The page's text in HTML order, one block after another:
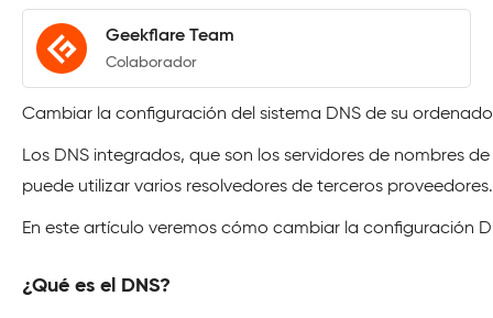
Geekflare Team
Colaborador
Cambiar la configuración del sistema DNS de su
Los DNS integrados, que son los servidores de nombres
puede utilizar varios resolvedores de terceros proveedores.
En este artículo veremos cómo cambiar la configuración
¿Qué es el DNS?